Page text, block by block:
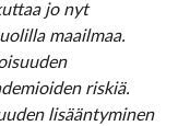
jo nyt
maailmaa.
riskiä.
lisääntyminen